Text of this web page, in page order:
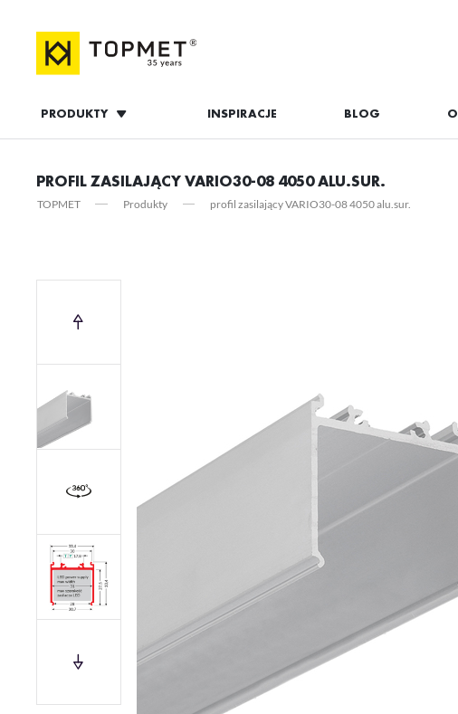
PRODUKTY INSPIRACJE BLOG
PROFIL ZASILAJĄCY VARIO30-08 4050 ALU.SUR.
TOPMET Produkty profil zasilający VARIO30-08 4050 alu.sur.